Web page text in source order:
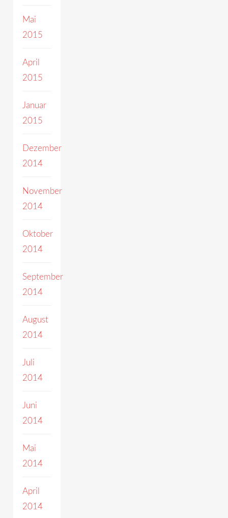
Mai
2015
April
2015
Januar
2015
Dezember
2014
November
2014
Oktober
2014
September
2014
August
2014
Juli
2014
Juni
2014
Mai
2014
April
2014